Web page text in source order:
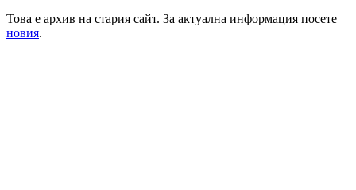
Това е архив на стария сайт. За актуална информация посете
новия.